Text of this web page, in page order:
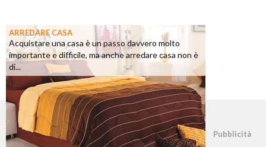
ARREDARE CASA
Acquistare una casa è un passo davvero molto
importante e difficile, ma anche arredare casa non è
di...
©2026 - casapratica.net - p.iva 03338800984 Pubblicità